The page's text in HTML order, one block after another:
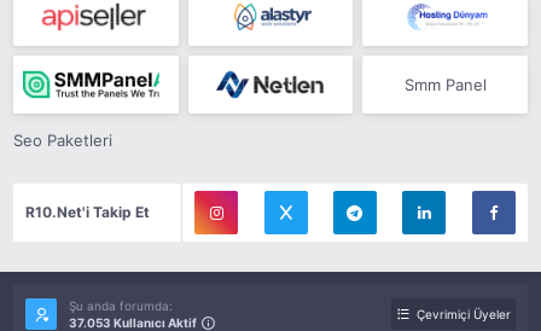
Smm Panel
Seo Paketleri
R10.Net'i Takip Et
Şu anda forumda:
37.053 Kullanıcı Aktif
Çevrimiçi Üyeler